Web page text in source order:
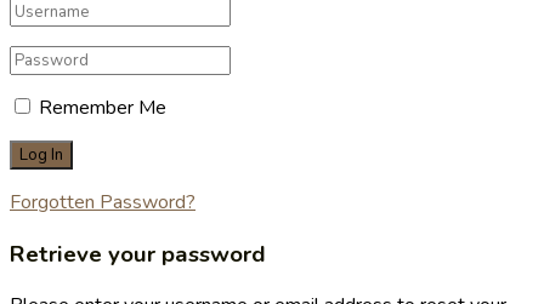
Remember Me
Forgotten Password?
Retrieve your password